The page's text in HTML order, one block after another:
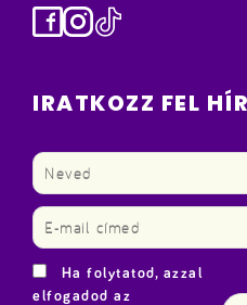
Facebook
Instagram
TikTok
IRATKOZZ FEL
Ha folytatod, azzal
elfogadod az